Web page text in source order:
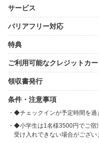
サービス
バリアフリー対応
特典
ご利用可能なクレジットカー
領収書発行
条件・注意事項
◆チェックインが予定時間を過
◆小学生は1名様3500円でご宿
受け入れできない場合がござい